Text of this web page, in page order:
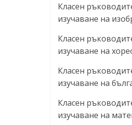
Класен
изучаване на
Класен
изучаване на
Класен
изучаване на
Класен
изучаване на